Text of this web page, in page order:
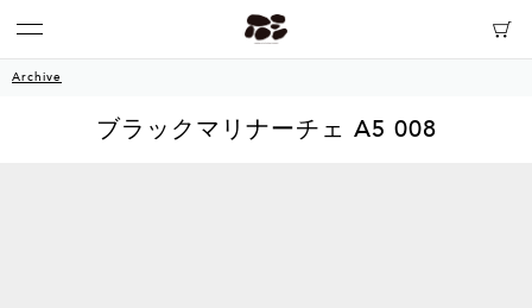
Archive
ブラックマリナーチェ A5 008